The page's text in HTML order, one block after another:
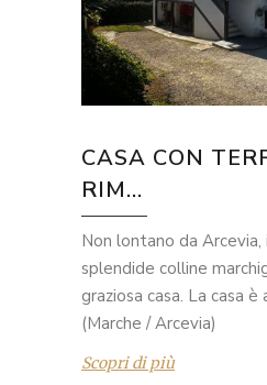
CASA CON
RIM...
Non lontano da
splendide colline
graziosa casa. La casa è
(Marche / Arcevia)
Scopri di più